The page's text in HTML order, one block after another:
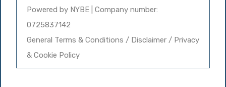
Powered by NYBE | Company number:
0725837142
General Terms & Conditions / Disclaimer / Privacy
& Cookie Policy